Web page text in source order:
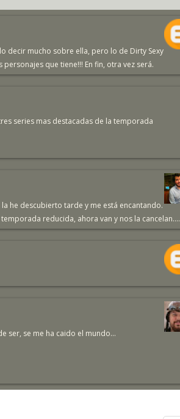
decir mucho sobre ella, pero lo de Dirty Sexy
que tiene!!! En fin, otra vez será.
series mas destacadas de la temporada
he descubierto tarde y me está encantando.
reducida, ahora van y nos la cancelan....
ser, se me ha caido el mundo...